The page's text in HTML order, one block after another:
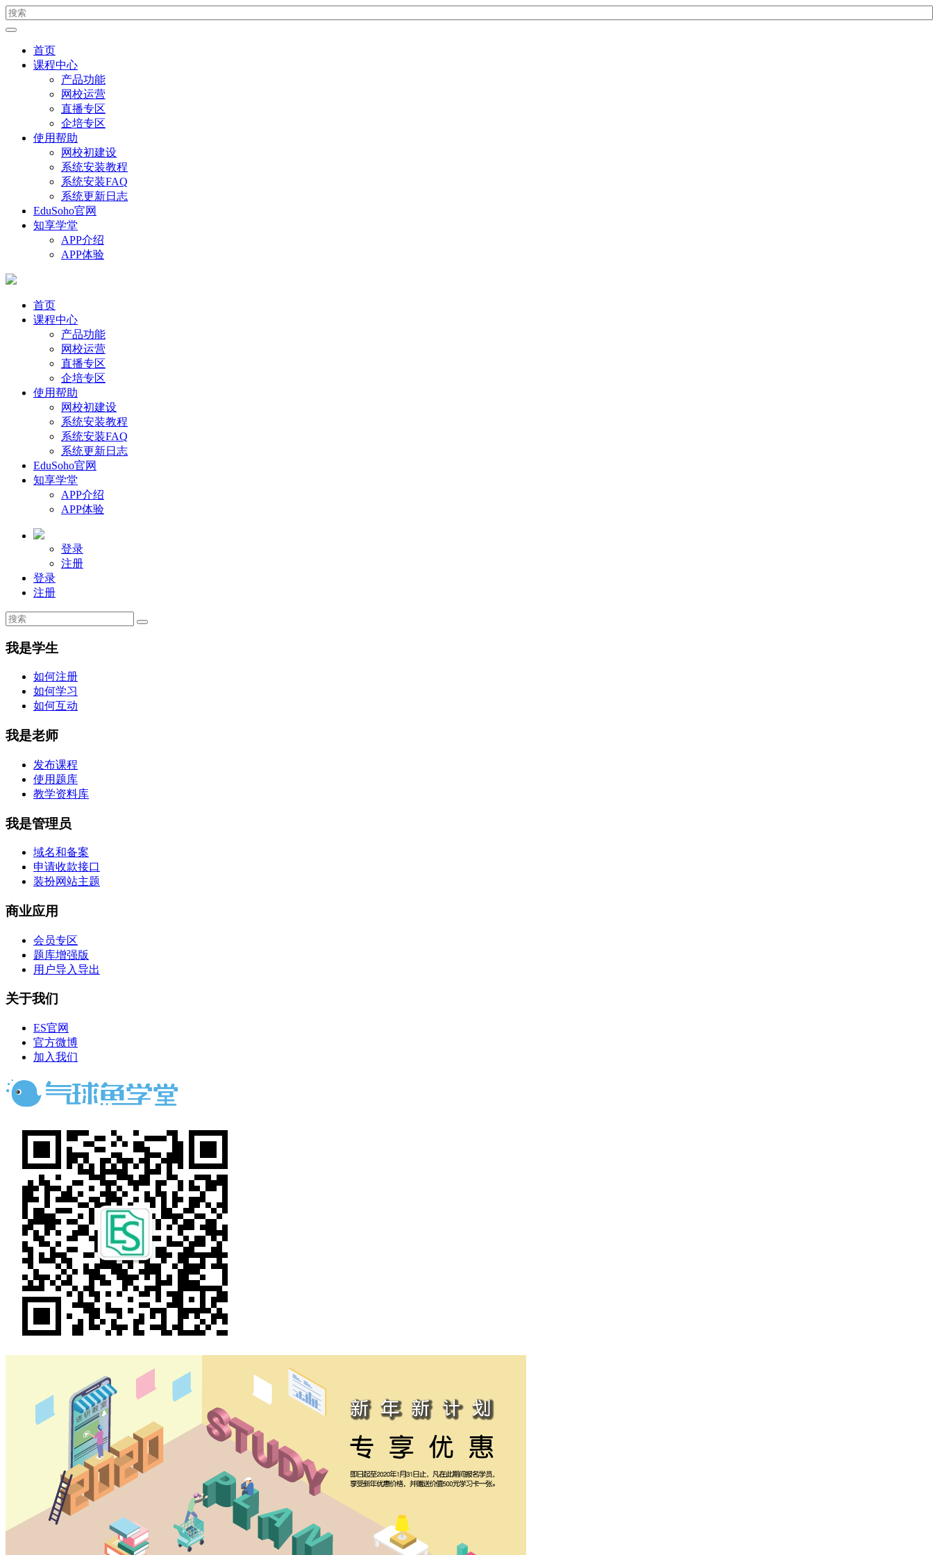
首页
课程中心
产品功能
网校运营
直播专区
企培专区
使用帮助
网校初建设
系统安装教程
系统安装FAQ
系统更新日志
EduSoho官网
知享学堂
APP介绍
APP体验
首页
课程中心
产品功能
网校运营
直播专区
企培专区
使用帮助
网校初建设
系统安装教程
系统安装FAQ
系统更新日志
EduSoho官网
知享学堂
APP介绍
APP体验
登录
注册
登录
注册
我是学生
如何注册
如何学习
如何互动
我是老师
发布课程
使用题库
教学资料库
我是管理员
域名和备案
申请收款接口
装扮网站主题
商业应用
会员专区
题库增强版
用户导入导出
关于我们
ES官网
官方微博
加入我们